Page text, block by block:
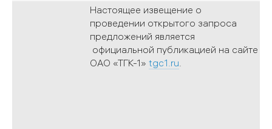
Настоящее извещение о
проведении открытого запроса
предложений является
официальной публикацией на сайте
ОАО «ТГК-1» tgс1.ru.